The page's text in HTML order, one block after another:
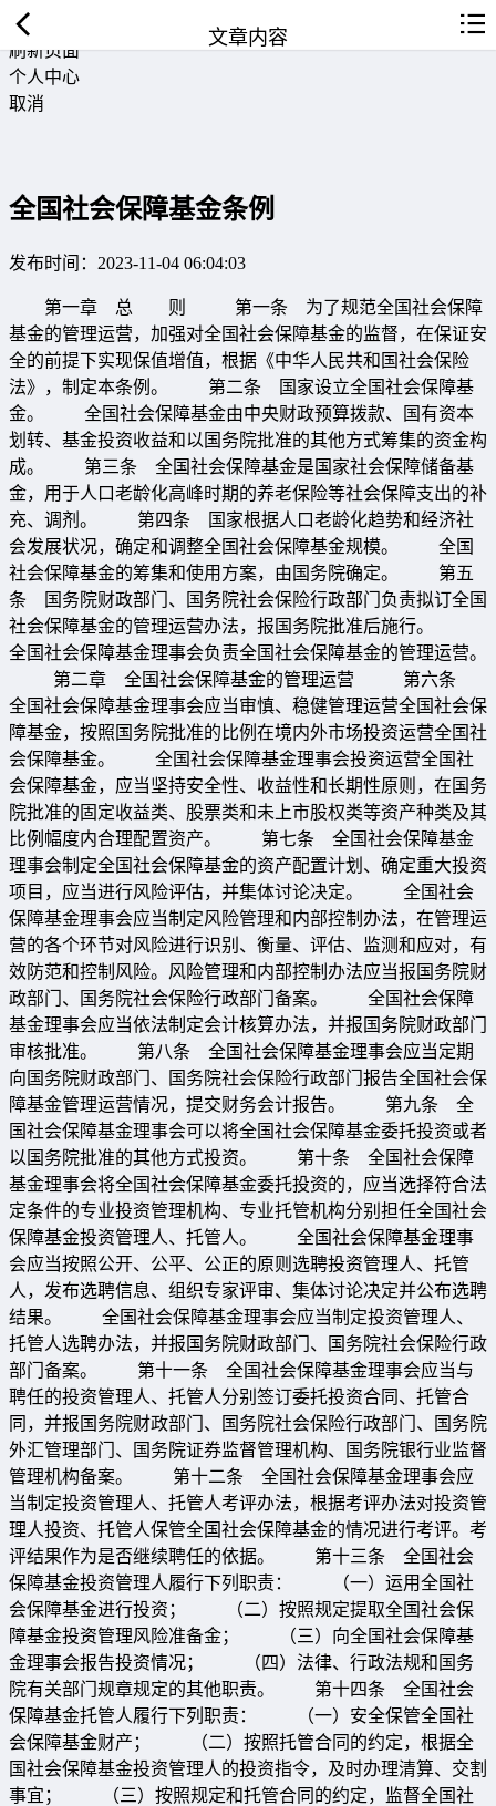
返回首页
刷新页面
个人中心
取消
文章内容
全国社会保障基金条例
发布时间：2023-11-04 06:04:03
第一章 总 则 第一条 为了规范全国社会保障
基金的管理运营，加强对全国社会保障基金的监督，在保证安
全的前提下实现保值增值，根据《中华人民共和国社会保险
法》，制定本条例。 第二条 国家设立全国社会保障基
金。 全国社会保障基金由中央财政预算拨款、国有资本
划转、基金投资收益和以国务院批准的其他方式筹集的资金构
成。 第三条 全国社会保障基金是国家社会保障储备基
金，用于人口老龄化高峰时期的养老保险等社会保障支出的补
充、调剂。 第四条 国家根据人口老龄化趋势和经济社
会发展状况，确定和调整全国社会保障基金规模。 全国
社会保障基金的筹集和使用方案，由国务院确定。 第五
条 国务院财政部门、国务院社会保险行政部门负责拟订全国
社会保障基金的管理运营办法，报国务院批准后施行。
全国社会保障基金理事会负责全国社会保障基金的管理运营。
第二章 全国社会保障基金的管理运营 第六条
全国社会保障基金理事会应当审慎、稳健管理运营全国社会保
障基金，按照国务院批准的比例在境内外市场投资运营全国社
会保障基金。 全国社会保障基金理事会投资运营全国社
会保障基金，应当坚持安全性、收益性和长期性原则，在国务
院批准的固定收益类、股票类和未上市股权类等资产种类及其
比例幅度内合理配置资产。 第七条 全国社会保障基金
理事会制定全国社会保障基金的资产配置计划、确定重大投资
项目，应当进行风险评估，并集体讨论决定。 全国社会
保障基金理事会应当制定风险管理和内部控制办法，在管理运
营的各个环节对风险进行识别、衡量、评估、监测和应对，有
效防范和控制风险。风险管理和内部控制办法应当报国务院财
政部门、国务院社会保险行政部门备案。 全国社会保障
基金理事会应当依法制定会计核算办法，并报国务院财政部门
审核批准。 第八条 全国社会保障基金理事会应当定期
向国务院财政部门、国务院社会保险行政部门报告全国社会保
障基金管理运营情况，提交财务会计报告。 第九条 全
国社会保障基金理事会可以将全国社会保障基金委托投资或者
以国务院批准的其他方式投资。 第十条 全国社会保障
基金理事会将全国社会保障基金委托投资的，应当选择符合法
定条件的专业投资管理机构、专业托管机构分别担任全国社会
保障基金投资管理人、托管人。 全国社会保障基金理事
会应当按照公开、公平、公正的原则选聘投资管理人、托管
人，发布选聘信息、组织专家评审、集体讨论决定并公布选聘
结果。 全国社会保障基金理事会应当制定投资管理人、
托管人选聘办法，并报国务院财政部门、国务院社会保险行政
部门备案。 第十一条 全国社会保障基金理事会应当与
聘任的投资管理人、托管人分别签订委托投资合同、托管合
同，并报国务院财政部门、国务院社会保险行政部门、国务院
外汇管理部门、国务院证券监督管理机构、国务院银行业监督
管理机构备案。 第十二条 全国社会保障基金理事会应
当制定投资管理人、托管人考评办法，根据考评办法对投资管
理人投资、托管人保管全国社会保障基金的情况进行考评。考
评结果作为是否继续聘任的依据。 第十三条 全国社会
保障基金投资管理人履行下列职责： （一）运用全国社
会保障基金进行投资； （二）按照规定提取全国社会保
障基金投资管理风险准备金； （三）向全国社会保障基
金理事会报告投资情况； （四）法律、行政法规和国务
院有关部门规章规定的其他职责。 第十四条 全国社会
保障基金托管人履行下列职责： （一）安全保管全国社
会保障基金财产； （二）按照托管合同的约定，根据全
国社会保障基金投资管理人的投资指令，及时办理清算、交割
事宜； （三）按照规定和托管合同的约定，监督全国社